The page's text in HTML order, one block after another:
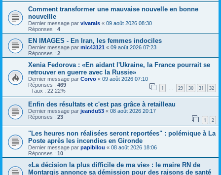
Comment transformer une mauvaise nouvelle en bonne
nouvellle
Dernier message par vivarais « 09 août 2026 08:30
Réponses : 4
EN IMAGES - En Iran, les femmes indociles
Dernier message par mic43121 « 09 août 2026 07:23
Réponses : 2
Xenia Fedorova : «En aidant l'Ukraine, la France pourrait se
retrouver en guerre avec la Russie»
Dernier message par Corvo « 09 août 2026 07:10
Réponses : 469 1 29 30 31 32
Taux : 22.22%
Enfin des résultats et c'est pas grâce à retailleau
Dernier message par jeandu53 « 08 août 2026 20:17
Réponses : 23 1 2
"Les heures non réalisées seront reportées" : polémique à La
Poste après les incendies en Gironde
Dernier message par papibilou « 08 août 2026 18:06
Réponses : 10
«La décision la plus difficile de ma vie» : le maire RN de
Montargis annonce sa démission pour des raisons de santé